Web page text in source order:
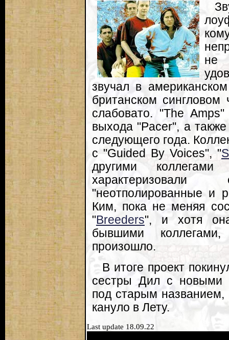
не
звучал в
британском сингловом
слабовато. "The
выхода "Pacer", а
следующего года.
с "Guided By Voices", "
другими
"неотполированные и
Ким, пока не меняя
"Breeders", и хотя она
бывшими
произошло.
В итоге проект
сестры Дил с новыми
под старым
кануло в Лету.
Last update 18.09.22